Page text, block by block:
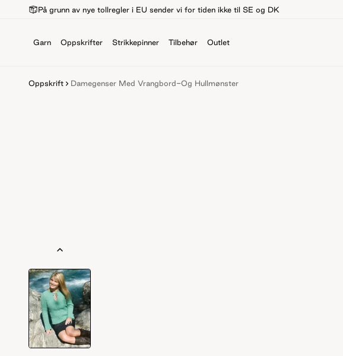
På grunn av nye tollregler i EU sender vi for tiden ikke til SE og DK
Garn Oppskrifter Strikkepinner Tilbehør Outlet
Oppskrift Damegenser Med Vrangbord-Og Hullmønster